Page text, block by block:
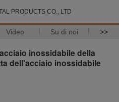
PRODUCTS CO., LTD
Video Su di noi >>
inossidabile della
dell'acciaio inossidabile